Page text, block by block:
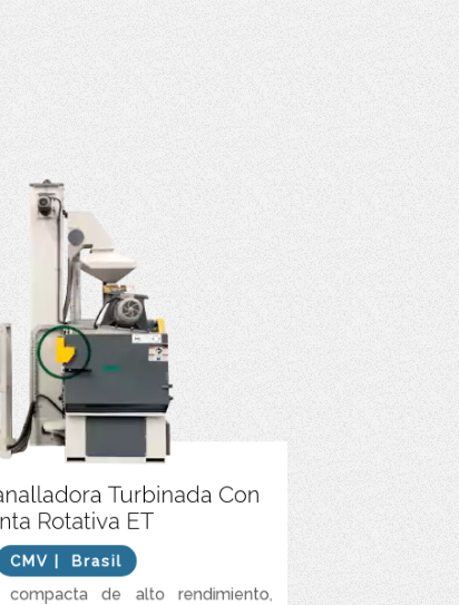
Turbinada Con
Rotativa ET
CMV | Brasil
compacta de alto rendimiento,
de acero al carbono esférica y angular.
Ciclo de producción rápido